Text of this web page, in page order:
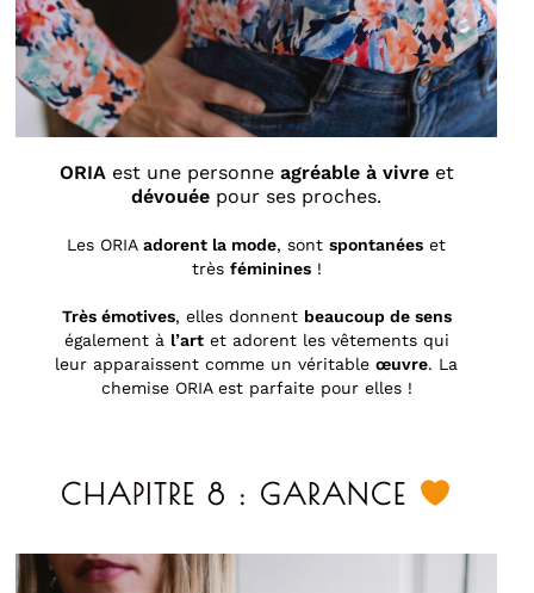
ORIAest une personne agréable à vivre et
dévouée pour ses proches.
Les ORIA adorent la mode, sontspontanées et
très féminines!
Très émotives, elles donnent beaucoup de sens
également à l’artet adorent les vêtements qui
leur apparaissent comme un véritableœuvre. La
chemise ORIA est parfaite pour elles !
CHAPITRE 8 : GARANCE